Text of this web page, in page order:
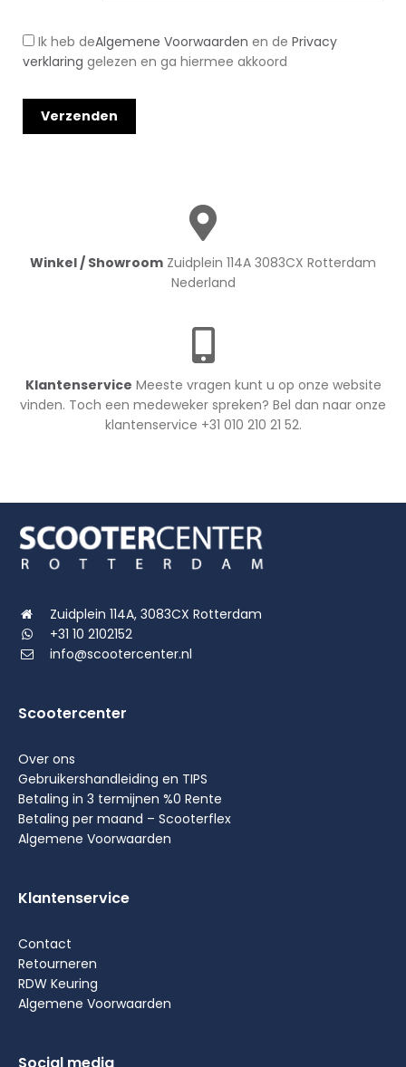
Ik heb deAlgemene Voorwaarden en de Privacy
verklaring gelezen en ga hiermee akkoord
Winkel / Showroom Zuidplein 114A 3083CX Rotterdam
Nederland
Klantenservice Meeste vragen kunt u op onze website
vinden. Toch een medeweker spreken? Bel dan naar onze
klantenservice +31 010 210 21 52.
Zuidplein 114A, 3083CX Rotterdam
+31 10 2102152
info@scootercenter.nl
Scootercenter
Over ons
Gebruikershandleiding en TIPS
Betaling in 3 termijnen %0 Rente
Betaling per maand – Scooterflex
Algemene Voorwaarden
Klantenservice
Contact
Retourneren
RDW Keuring
Algemene Voorwaarden